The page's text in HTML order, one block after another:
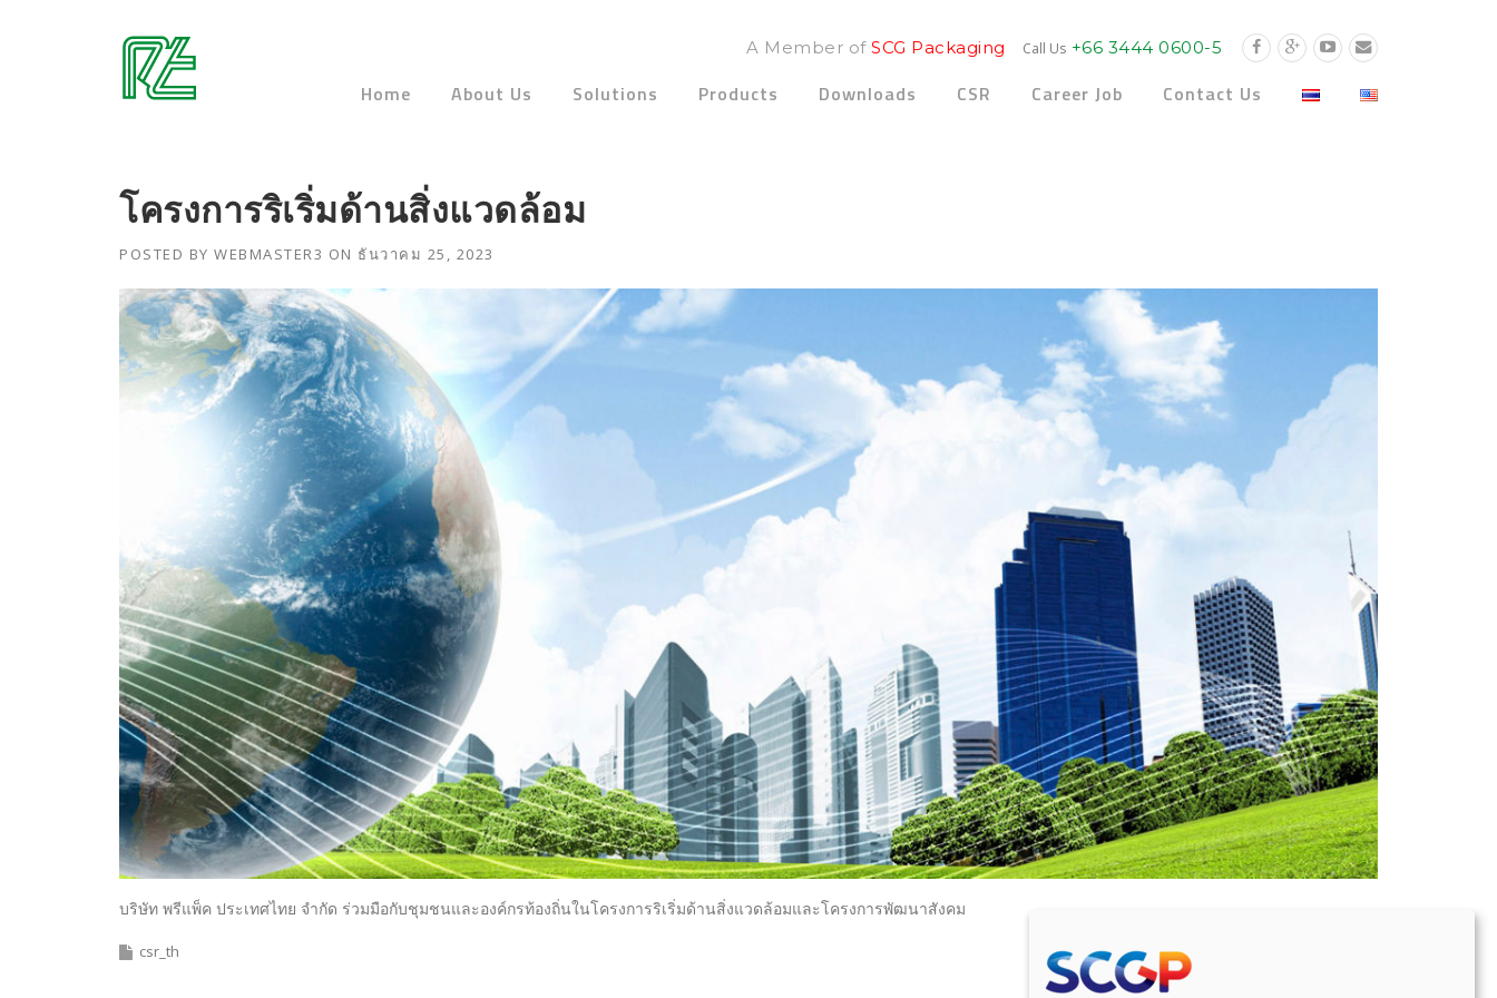
Call Us +66 3444 0600-5
A Member of SCG Packaging
Home About Us Solutions Products Downloads CSR Career Job Contact Us
โครงการริเริ่มด้านสิ่งแวดล้อม
POSTED BY WEBMASTER3 ON ธันวาคม 25, 2023
บริษัท พรีแพ็ค ประเทศไทย จำกัด ร่วมมือกับชุมชนและองค์กรท้องถิ่นในโครงการริเริ่มด้านสิ่งแวดล้อมและโครงการพัฒนาสังคม
csr_th